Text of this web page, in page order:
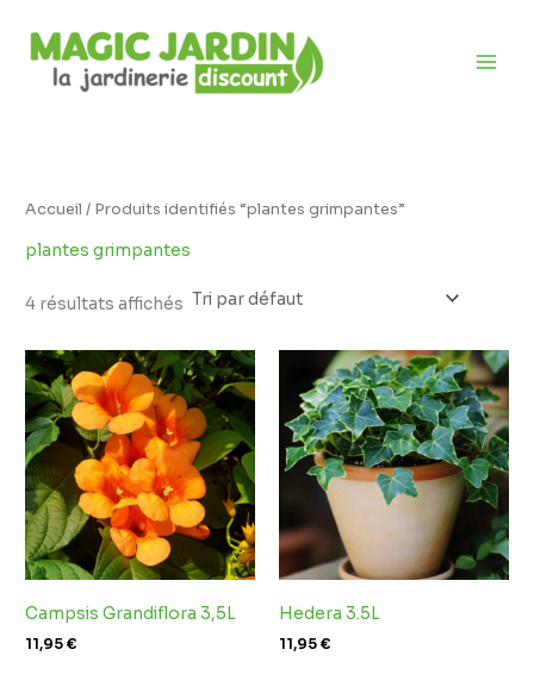
contenu
i
l
t
é
Accueil / Produits identifiés “plantes grimpantes”
plantes grimpantes
4 résultats affichés
Campsis Grandiflora 3,5L
11,95€
Hedera 3.5L
11,95€